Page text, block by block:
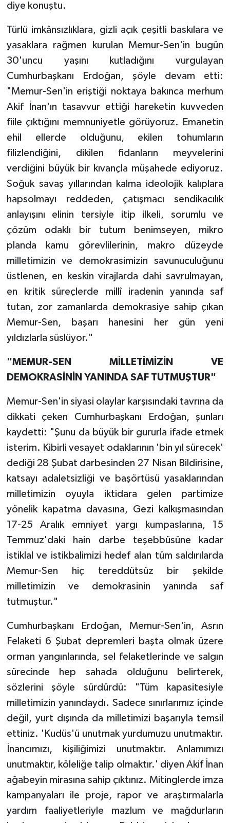
diye konuştu.
Türlü imkânsızlıklara, gizli açık çeşitli baskılara ve
yasaklara rağmen kurulan Memur-Sen'in bugün
30'uncu yaşını kutladığını vurgulayan
Cumhurbaşkanı Erdoğan, şöyle devam etti:
"Memur-Sen'in eriştiği noktaya bakınca merhum
Akif İnan'ın tasavvur ettiği hareketin kuvveden
fiile çıktığını memnuniyetle görüyoruz. Emanetin
ehil ellerde olduğunu, ekilen tohumların
filizlendiğini, dikilen fidanların meyvelerini
verdiğini büyük bir kıvançla müşahede ediyoruz.
Soğuk savaş yıllarından kalma ideolojik kalıplara
hapsolmayı reddeden, çatışmacı sendikacılık
anlayışını elinin tersiyle itip ilkeli, sorumlu ve
çözüm odaklı bir tutum benimseyen, mikro
planda kamu görevlilerinin, makro düzeyde
milletimizin ve demokrasimizin savunuculuğunu
üstlenen, en keskin virajlarda dahi savrulmayan,
en kritik süreçlerde millî iradenin yanında saf
tutan, zor zamanlarda demokrasiye sahip çıkan
Memur-Sen, başarı hanesini her gün yeni
yıldızlarla süslüyor."
"MEMUR-SEN MİLLETİMİZİN VE
DEMOKRASİNİN YANINDA SAF TUTMUŞTUR"
Memur-Sen'in siyasi olaylar karşısındaki tavrına da
dikkati çeken Cumhurbaşkanı Erdoğan, şunları
kaydetti: "Şunu da büyük bir gururla ifade etmek
isterim. Kibirli vesayet odaklarının 'bin yıl sürecek'
dediği 28 Şubat darbesinden 27 Nisan Bildirisine,
katsayı adaletsizliği ve başörtüsü yasaklarından
milletimizin oyuyla iktidara gelen partimize
yönelik kapatma davasına, Gezi kalkışmasından
17-25 Aralık emniyet yargı kumpaslarına, 15
Temmuz'daki hain darbe teşebbüsüne kadar
istiklal ve istikbalimizi hedef alan tüm saldırılarda
Memur-Sen hiç tereddütsüz bir şekilde
milletimizin ve demokrasinin yanında saf
tutmuştur."
Cumhurbaşkanı Erdoğan, Memur-Sen'in, Asrın
Felaketi 6 Şubat depremleri başta olmak üzere
orman yangınlarında, sel felaketlerinde ve salgın
sürecinde hep sahada olduğunu belirterek,
sözlerini şöyle sürdürdü: "Tüm kapasitesiyle
milletimizin yanındaydı. Sadece sınırlarımız içinde
değil, yurt dışında da milletimizi başarıyla temsil
ettiniz. 'Kudüs'ü unutmak yurdumuzu unutmaktır.
İnancımızı, kişiliğimizi unutmaktır. Anlamımızı
unutmaktır, köleliğe talip olmaktır.' diyen Akif İnan
ağabeyin mirasına sahip çıktınız. Mitinglerde imza
kampanyaları ile proje, rapor ve araştırmalarla
yardım faaliyetleriyle mazlum ve mağdurların